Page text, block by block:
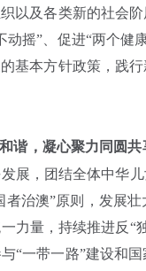
以及各类新的社会
动摇”、促进“两个
基本方针政策，践
谐，凝心聚力同圆共
展，团结全体中华
者治澳”原则，发展
力量，持续推进反
“一带一路”建设和